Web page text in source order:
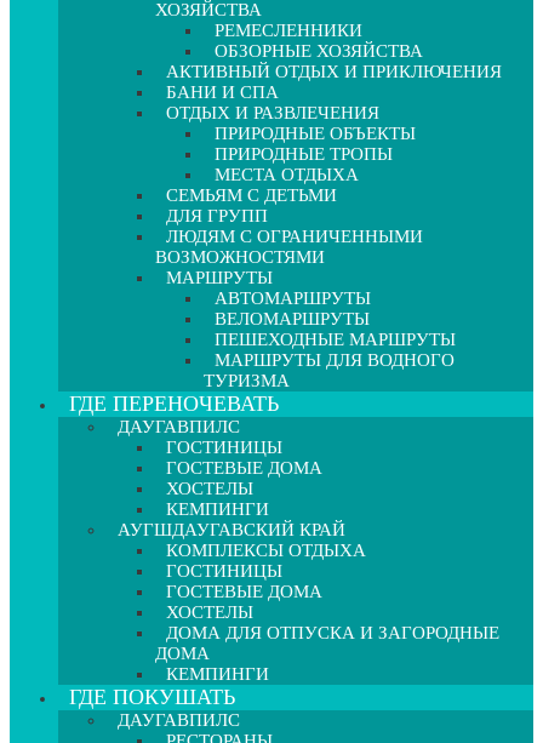
ХОЗЯЙСТВА
РЕМЕСЛЕННИКИ
ОБЗОРНЫЕ ХОЗЯЙСТВА
АКТИВНЫЙ ОТДЫХ И ПРИКЛЮЧЕНИЯ
БАНИ И СПА
ОТДЫХ И РАЗВЛЕЧЕНИЯ
ПРИРОДНЫЕ ОБЪЕКТЫ
ПРИРОДНЫЕ ТРОПЫ
МЕСТА ОТДЫХА
СЕМЬЯМ С ДЕТЬМИ
ДЛЯ ГРУПП
ЛЮДЯМ С ОГРАНИЧЕННЫМИ
ВОЗМОЖНОСТЯМИ
МАРШРУТЫ
АВТОМАРШРУТЫ
ВЕЛОМАРШРУТЫ
ПЕШЕХОДНЫЕ МАРШРУТЫ
МАРШРУТЫ ДЛЯ ВОДНОГО
ТУРИЗМА
ГДЕ ПЕРЕНОЧЕВАТЬ
ДАУГАВПИЛС
ГОСТИНИЦЫ
ГОСТЕВЫЕ ДОМА
ХОСТЕЛЫ
КЕМПИНГИ
АУГШДАУГАВСКИЙ КРАЙ
КОМПЛЕКСЫ ОТДЫХА
ГОСТИНИЦЫ
ГОСТЕВЫЕ ДОМА
ХОСТЕЛЫ
ДОМА ДЛЯ ОТПУСКА И ЗАГОРОДНЫЕ
ДОМА
КЕМПИНГИ
ГДЕ ПОКУШАТЬ
ДАУГАВПИЛС